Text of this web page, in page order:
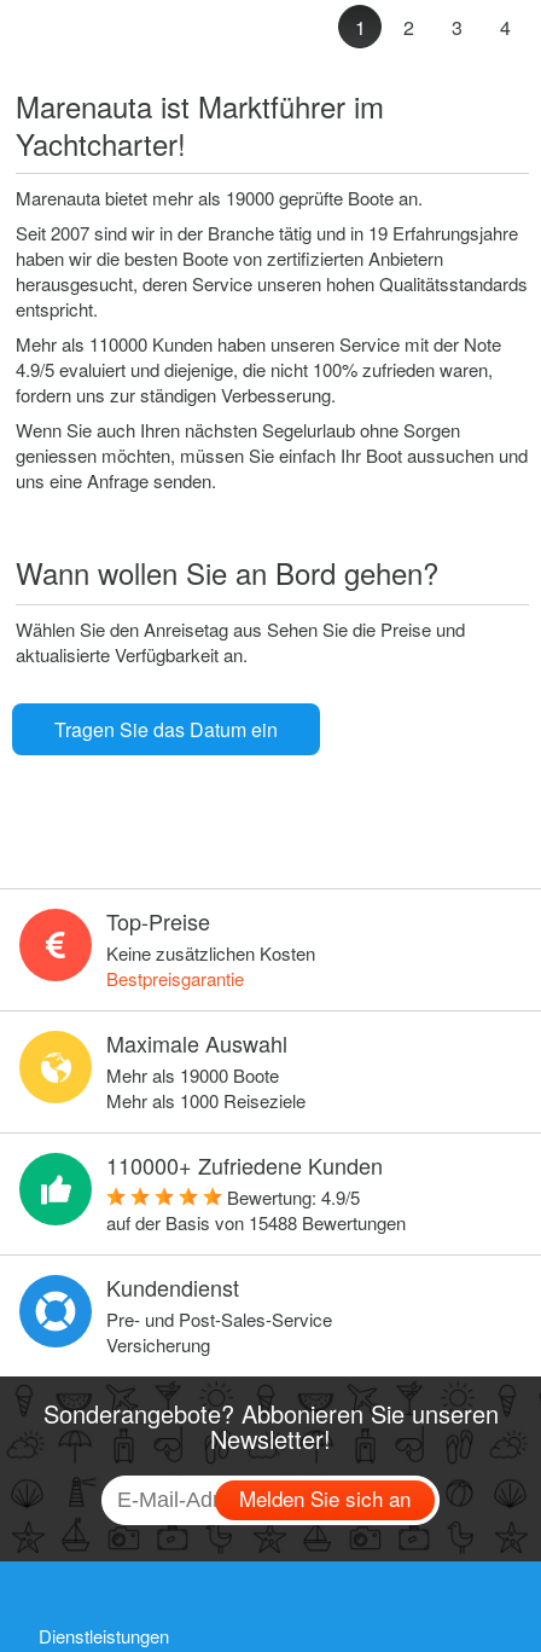
1 2 3 4
Marenauta ist Marktführer im
Yachtcharter!
Marenauta bietet mehr als 19000 geprüfte Boote an.
Seit 2007 sind wir in der Branche tätig und in 19 Erfahrungsjahre
haben wir die besten Boote von zertifizierten Anbietern
herausgesucht, deren Service unseren hohen Qualitätsstandards
entspricht.
Mehr als 110000 Kunden haben unseren Service mit der Note
4.9/5 evaluiert und diejenige, die nicht 100% zufrieden waren,
fordern uns zur ständigen Verbesserung.
Wenn Sie auch Ihren nächsten Segelurlaub ohne Sorgen
geniessen möchten, müssen Sie einfach Ihr Boot aussuchen und
uns eine Anfrage senden.
Wann wollen Sie an Bord gehen?
Wählen Sie den Anreisetag aus Sehen Sie die Preise und
aktualisierte Verfügbarkeit an.
Tragen Sie das Datum ein
Top-Preise
Keine zusätzlichen Kosten
Bestpreisgarantie
Maximale Auswahl
Mehr als 19000 Boote
Mehr als 1000 Reiseziele
110000+ Zufriedene Kunden
Bewertung: 4.9/5
auf der Basis von 15488 Bewertungen
Kundendienst
Pre- und Post-Sales-Service
Versicherung
Sonderangebote? Abbonieren Sie unseren
Newsletter!
Melden Sie sich an
Dienstleistungen